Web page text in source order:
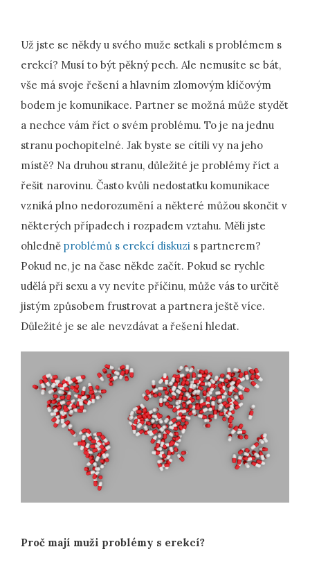
Už jste se někdy u svého muže setkali s problémem s
erekcí? Musí to být pěkný pech. Ale nemusíte se bát,
vše má svoje řešení a hlavním zlomovým klíčovým
bodem je komunikace. Partner se možná může stydět
a nechce vám říct o svém problému. To je na jednu
stranu pochopitelné. Jak byste se cítili vy na jeho
místě? Na druhou stranu, důležité je problémy říct a
řešit narovinu. Často kvůli nedostatku komunikace
vzniká plno nedorozumění a některé můžou skončit v
některých případech i rozpadem vztahu. Měli jste
ohledně problémů s erekcí diskuzi s partnerem?
Pokud ne, je na čase někde začít. Pokud se rychle
udělá při sexu a vy nevíte příčinu, může vás to určitě
jistým způsobem frustrovat a partnera ještě více.
Důležité je se ale nevzdávat a řešení hledat.
Proč mají muži problémy s erekcí?